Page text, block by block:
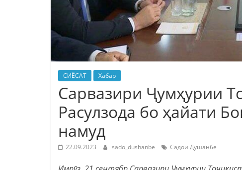
СИЁСАТ Хабар
Сарвазири Ҷумҳурии
Расулзода бо ҳайати
намуд
22.09.2023 sado_dushanbe Садои Душанбе